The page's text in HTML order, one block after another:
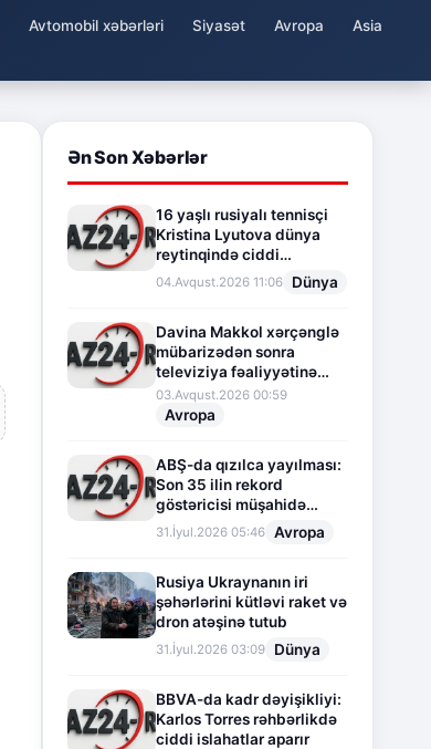
Avtomobil xəbərləri Siyasət Avropa
Asia
Ən Son Xəbərlər
16 yaşlı rusiyalı tennisçi
Kristina Lyutova dünya
reytinqində ciddi
irəliləyişə imza atdı
04.Avqust.2026 11:06 Dünya
Davina Makkol xərçənglə
mübarizədən sonra
televiziya fəaliyyətinə
fasilə verir
03.Avqust.2026 00:59
Avropa
ABŞ-da qızılca yayılması:
Son 35 ilin rekord
göstəricisi müşahidə
olunur
31.İyul.2026 05:46 Avropa
Rusiya Ukraynanın iri
şəhərlərini kütləvi raket və
dron atəşinə tutub
31.İyul.2026 03:09 Dünya
BBVA-da kadr dəyişikliyi:
Karlos Torres rəhbərlikdə
ciddi islahatlar aparır